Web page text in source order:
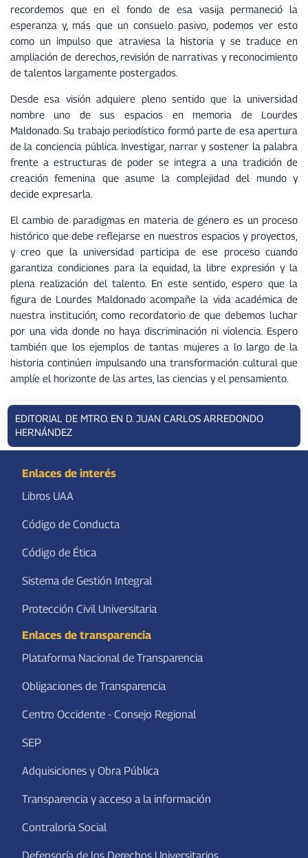
recordemos que en el fondo de esa vasija permaneció la
esperanza y, más que un consuelo pasivo, podemos ver esto
como un impulso que atraviesa la historia y se traduce en
ampliación de derechos, revisión de narrativas y reconocimiento
de talentos largamente postergados.
Desde esa visión adquiere pleno sentido que la universidad
nombre uno de sus espacios en memoria de Lourdes
Maldonado. Su trabajo periodístico formó parte de esa apertura
de la conciencia pública. Investigar, narrar y sostener la palabra
frente a estructuras de poder se integra a una tradición de
creación femenina que asume la complejidad del mundo y
decide expresarla.
El cambio de paradigmas en materia de género es un proceso
histórico que debe reflejarse en nuestros espacios y proyectos,
y creo que la universidad participa de ese proceso cuando
garantiza condiciones para la equidad, la libre expresión y la
plena realización del talento. En este sentido, espero que la
figura de Lourdes Maldonado acompañe la vida académica de
nuestra institución, como recordatorio de que debemos luchar
por una vida donde no haya discriminación ni violencia. Espero
también que los ejemplos de tantas mujeres a lo largo de la
historia continúen impulsando una transformación cultural que
amplíe el horizonte de las artes, las ciencias y el pensamiento.
EDITORIAL DE MTRO. EN D. JUAN CARLOS ARREDONDO
HERNÁNDEZ
Enlaces de interés
Libros UAA
Código de Conducta
Código de Ética
Sistema de Gestión Integral
Protección Civil Universitaria
Enlaces de transparencia
Plataforma Nacional de Transparencia
Obligaciones de Transparencia
Centro Occidente - Consejo Regional
SEP
Adquisiciones y Obra Pública
Transparencia y acceso a la información
Contraloría Social